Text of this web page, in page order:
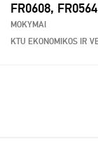
FR0608,
MOKYMAI
KTU EKONOMIKOS IR